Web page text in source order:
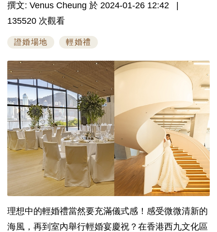
撰文: Venus Cheung 於 2024-01-26 12:42
135520 次觀看
證婚場地 輕婚禮
理想中的輕婚禮當然要充滿儀式感！感受微微清新的
海風，再到室內舉行輕婚宴慶祝？在香港西九文化區